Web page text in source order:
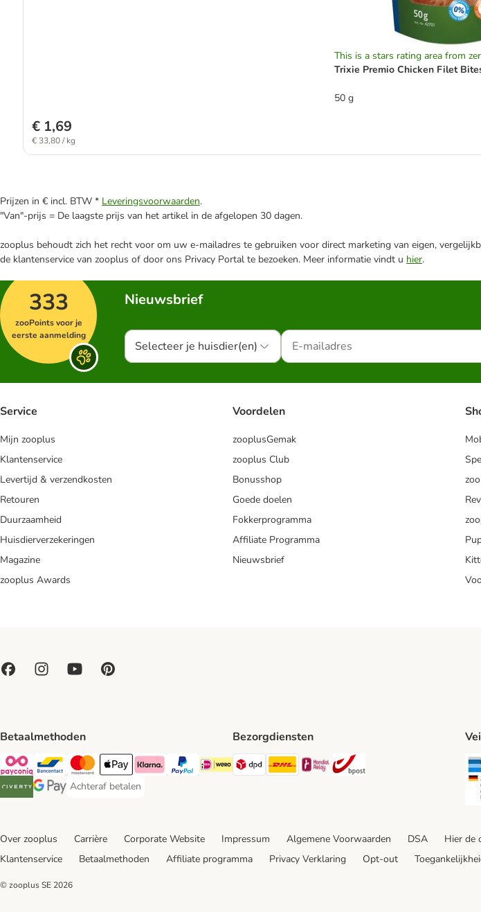
This is a stars rating area from
Trixie Premio Chicken Filet
50 g
€ 1,69
€ 33,80 / kg
Prijzen in € incl. BTW * Leveringsvoorwaarden.
"Van"-prijs = De laagste prijs van het artikel in de afgelopen 30 dagen.
zooplus behoudt zich het recht voor om uw e-mailadres te gebruiken voor direct marketing van eigen,
de klantenservice van zooplus of door ons Privacy Portal te bezoeken. Meer informatie vindt u hier.
333
zooPoints voor je
eerste aanmelding
Nieuwsbrief
Selecteer je huisdier(en)
Service
Mijn zooplus
Klantenservice
Levertijd & verzendkosten
Retouren
Duurzaamheid
Huisdierverzekeringen
Magazine
zooplus Awards
Voordelen
zooplusGemak
zooplus Club
Bonusshop
Goede doelen
Fokkerprogramma
Affiliate Programma
Nieuwsbrief
Betaalmethoden
Payconiq Payment Method
Bancontact Payment Method
Mastercard Payment Method
Apple Pay Payment Method
Klarna Payment Method
PayPal Payment Method
iDeal Payment Method
Riverty Payment Method
Google Pay Payment Method
Achteraf betalen
Achteraf betalen Payment Method
Bezorgdiensten
Dpd Shipping Method
DHL Shipping Method
Mondial Relay Shipping Method
Over zooplus Carrière Corporate Website Impressum Algemene Voorwaarden DSA Hier de
Klantenservice
Betaalmethoden Affiliate programma Privacy Verklaring Opt-out
© zooplus SE 2026